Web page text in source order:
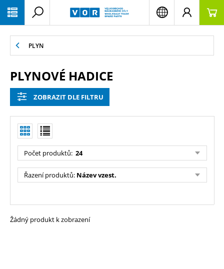
PLYN
PLYNOVÉ HADICE
ZOBRAZIT DLE FILTRU
Počet produktů: 24
Řazení produktů: Název vzest.
Žádný produkt k zobrazení